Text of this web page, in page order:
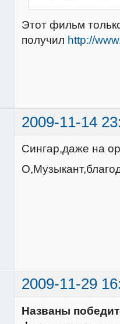
Этот фильм
получил http://
2009-11-14
Сингар,даже на
2009-11-29
Названы